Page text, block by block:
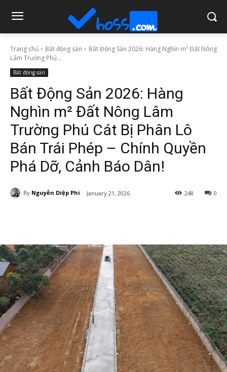
Trang chủ Bất động sản
Bất Động Sản 2026: Hàng Nghìn m² Đất Nông
Lâm Trường Phú...
Bất động sản
Bất Động Sản 2026: Hàng
Nghìn m² Đất Nông Lâm
Trường Phú Cát Bị Phân Lô
Bán Trái Phép – Chính Quyền
Phá Dỡ, Cảnh Báo Dân!
By Nguyễn Diệp Phi January 21, 2026 0
248